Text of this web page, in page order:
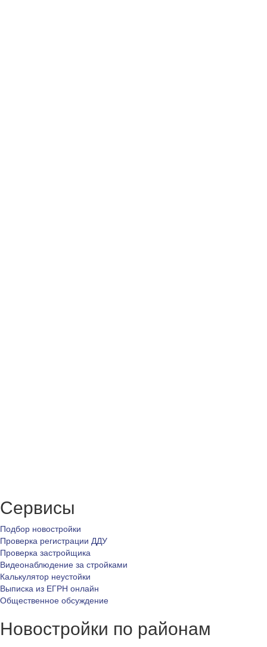
Сервисы
Подбор новостройки
Проверка регистрации ДДУ
Проверка застройщика
Видеонаблюдение за стройками
Калькулятор неустойки
Выписка из ЕГРН онлайн
Общественное обсуждение
Новостройки по районам